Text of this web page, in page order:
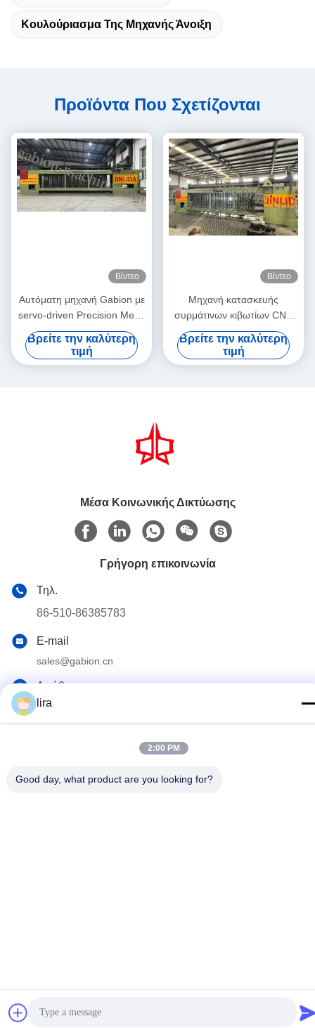
Κουλούριασμα Της Μηχανής Άνοιξη
Προϊόντα Που Σχετίζονται
Βίντεο
Αυτόματη μηχανή Gabion με
servo-driven Precision Mesh
Maker 5,3m μέγιστο πλάτος
Βρείτε την καλύτερη
τιμή
Βίντεο
Μηχανή κατασκευής
συρμάτινων κιβωτίων CNC
υψηλής απόδοσης Jinlida:
Τέλειος συνδυασμός
γρήγορης παραγωγής και
Βρείτε την καλύτερη
τιμή
Μέσα Κοινωνικής Δικτύωσης
Γρήγορη επικοινωνία
Τηλ.
86-510-86385783
E-mail
sales@gabion.cn
Διεύθυνση
No.102, δρόμος Yungu, κωμόπολη Zhutang, πόλη Jiangyin,
Καλή ποιότητα της Κίνας Machine συρματοκιβωτίων
lira
2:00 PM
Good day, what product are you looking for?